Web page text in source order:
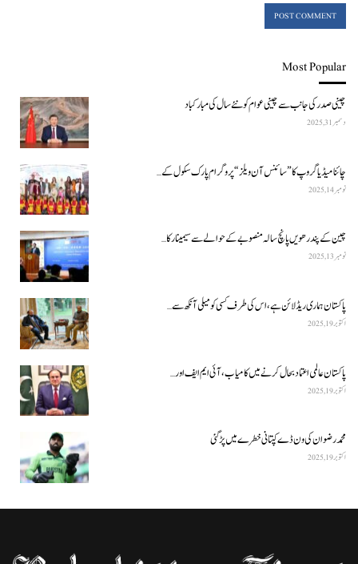
Most Popular
چینی صدر کی جانب سے چینی عوام کو نئے سال کی مبارکباد
دسمبر 31, 2025
چائنا میڈیا گروپ کا ”سائنس آن ویلز“ پروگرام پارک سکول کے…
نومبر 14, 2025
چین کے پندرھویں پانچ سالہ منصوبے کے حوالے سے سیمینار کا…
نومبر 13, 2025
پاکستان ہماری ریڈ لائن ہے، اس کی طرف کسی کو میلی آنکھ سے…
اکتوبر 19, 2025
پاکستان عالمی اعتماد بحال کرنے میں کامیاب، آئی ایم ایف اور…
اکتوبر 19, 2025
محمد رضوان کی ون ڈے کپتانی خطرے میں پڑ گئی
اکتوبر 19, 2025